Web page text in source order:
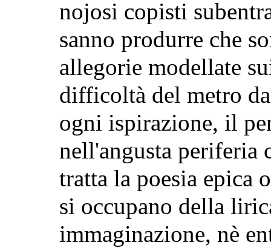
nojosi copisti
sanno produrre che
allegorie modellate
difficoltà del metro
ogni ispirazione, il
nell'angusta
tratta la poesia epica
si occupano della
immaginazione, nè